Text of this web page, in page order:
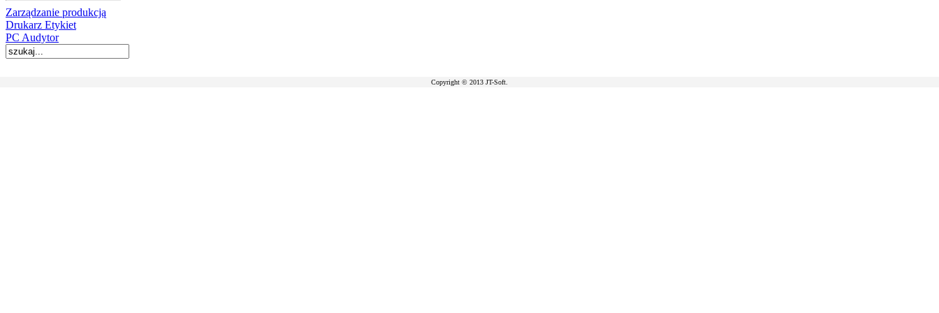
Zarządzanie produkcją
Drukarz Etykiet
PC Audytor
Copyright © 2013 JT-Soft.